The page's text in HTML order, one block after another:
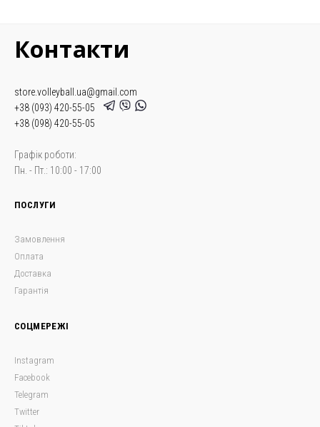
Контакти
store.volleyball.ua@gmail.com
+38 (093) 420-55-05
+38 (098) 420-55-05
Графік роботи:
Пн. - Пт.: 10:00 - 17:00
ПОСЛУГИ
Замовлення
Оплата
Доставка
Гарантія
СОЦМЕРЕЖІ
Instagram
Facebook
Telegram
Twitter